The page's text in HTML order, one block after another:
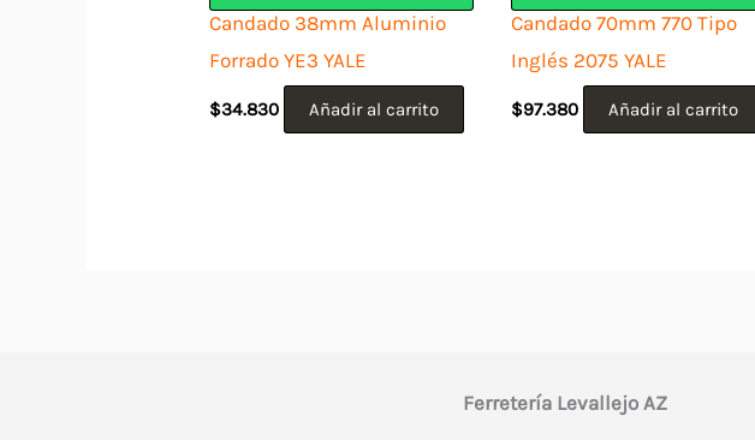
Candado 38mm Aluminio
Forrado YE3 YALE
$34.830 Añadir al carrito
Candado 70mm 770 Tipo
Inglés 2075 YALE
$97.380 Añadir al carrito
Ferretería Levallejo AZ